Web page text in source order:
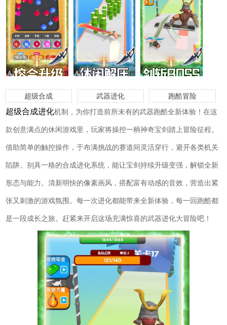
超级合成 武器进化 跑酷冒险
超级合成进化机制，为你打造前所未有的武器跑酷全新体验！在这
款创意满点的休闲游戏里，玩家将操控一柄神奇宝剑踏上冒险征程。
借助简单的触控操作，于布满挑战的赛道间灵活穿行，避开各类机关
陷阱。别具一格的合成进化系统，能让宝剑持续升级变强，解锁全新
形态与能力。清新明快的像素画风，搭配富有动感的音效，营造出紧
张又刺激的游戏氛围。每一次进化都能带来全新体验，每一回跑酷都
是一段成长之旅。赶紧来开启这场充满惊喜的武器进化大冒险吧！